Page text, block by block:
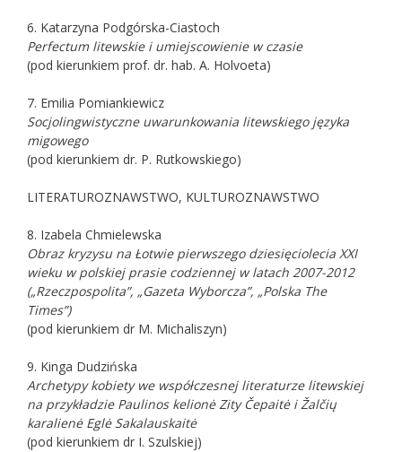
6. Katarzyna Podgórska-Ciastoch
Perfectum litewskie i umiejscowienie w czasie
(pod kierunkiem prof. dr. hab. A. Holvoeta)
7. Emilia Pomiankiewicz
Socjolingwistyczne uwarunkowania litewskiego języka
migowego
(pod kierunkiem dr. P. Rutkowskiego)
LITERATUROZNAWSTWO, KULTUROZNAWSTWO
8. Izabela Chmielewska
Obraz kryzysu na Łotwie pierwszego dziesięciolecia XXI
wieku w polskiej prasie codziennej w latach 2007-2012
(„Rzeczpospolita”, „Gazeta Wyborcza”, „Polska The
Times”)
(pod kierunkiem dr M. Michaliszyn)
9. Kinga Dudzińska
Archetypy kobiety we współczesnej literaturze litewskiej
na przykładzie Paulinos kelionė Zity Čepaitė i Žalčių
karalienė Eglė Sakalauskaitė
(pod kierunkiem dr I. Szulskiej)